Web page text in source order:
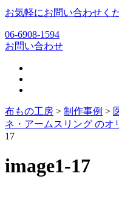
お気軽にお問い合わせく
06-6908-1594
お問い合わせ
布もの工房 > 制作事例 >
ネ・アームスリング のオ
17
image1-17